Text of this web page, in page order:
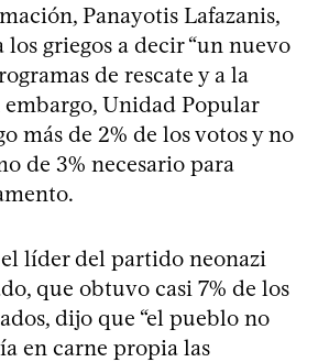
Panayotis Lafazanis,
griegos a decir “un nuevo
de rescate y a la
embargo, Unidad Popular
más de 2% de los votos y no
de 3% necesario para
líder del partido neonazi
que obtuvo casi 7% de los
dijo que “el pueblo no
en carne propia las